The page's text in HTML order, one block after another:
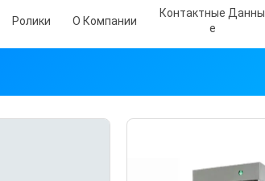
Ролики О Компании
Контактные Данны
Е